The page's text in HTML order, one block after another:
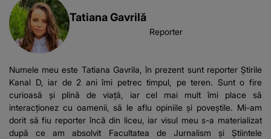
Tatiana Gavrilă
Reporter
Numele meu este Tatiana Gavrila, în prezent sunt reporter Știrile
Kanal D, iar de 2 ani îmi petrec timpul, pe teren. Sunt o fire
curioasă și plină de viață, iar cel mai mult îmi place să
interacționez cu oamenii, să le aflu opiniile și poveștile. Mi-am
dorit să fiu reporter încă din liceu, iar visul meu s-a materializat
după ce am absolvit Facultatea de Jurnalism și Știintele